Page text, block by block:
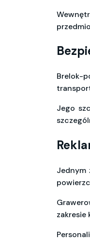
Brelok-
Jego
Jednym
zakresie